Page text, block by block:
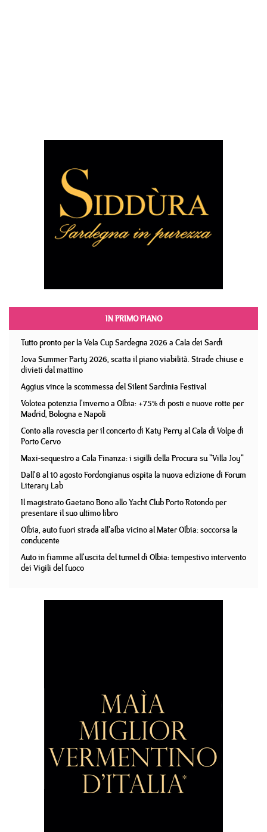
IN PRIMO PIANO
Tutto pronto per la Vela Cup Sardegna 2026 a Cala dei Sardi
Jova Summer Party 2026, scatta il piano viabilità. Strade chiuse e
divieti dal mattino
Aggius vince la scommessa del Silent Sardinia Festival
Volotea potenzia l'inverno a Olbia: +75% di posti e nuove rotte per
Madrid, Bologna e Napoli
Conto alla rovescia per il concerto di Katy Perry al Cala di Volpe di
Porto Cervo
Maxi-sequestro a Cala Finanza: i sigilli della Procura su "Villa Joy"
Dall'8 al 10 agosto Fordongianus ospita la nuova edizione di Forum
Literary Lab
Il magistrato Gaetano Bono allo Yacht Club Porto Rotondo per
presentare il suo ultimo libro
Olbia, auto fuori strada all'alba vicino al Mater Olbia: soccorsa la
conducente
Auto in fiamme all'uscita del tunnel di Olbia: tempestivo intervento
dei Vigili del fuoco